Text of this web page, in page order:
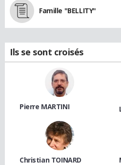
Famille "BELLITY"
Ils se sont croisés
Pierre MARTINI
Christian TOINARD